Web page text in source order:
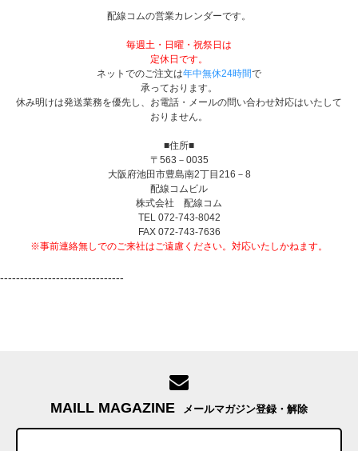
配線コムの営業カレンダーです。
毎週土・日曜・祝祭日は
定休日です。
ネットでのご注文は年中無休24時間で
承っております。
休み明けは発送業務を優先し、お電話・メールの問い合わせ対応はいたして
おりません。
■住所■
〒563－0035
大阪府池田市豊島南2丁目216－8
配線コムビル
株式会社 配線コム
TEL 072-743-8042
FAX 072-743-7636
※事前連絡無しでのご来社はご遠慮ください。対応いたしかねます。
-------------------------------
MAILL MAGAZINE メールマガジン登録・解除